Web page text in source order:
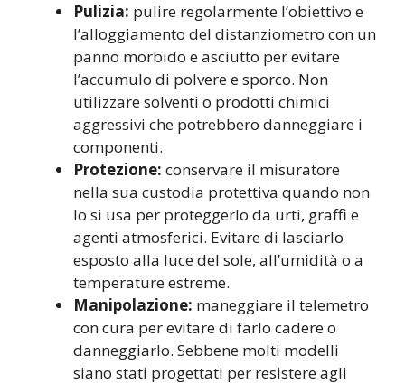
Pulizia: pulire regolarmente l’obiettivo e
l’alloggiamento del distanziometro con un
panno morbido e asciutto per evitare
l’accumulo di polvere e sporco. Non
utilizzare solventi o prodotti chimici
aggressivi che potrebbero danneggiare i
componenti.
Protezione: conservare il misuratore
nella sua custodia protettiva quando non
lo si usa per proteggerlo da urti, graffi e
agenti atmosferici. Evitare di lasciarlo
esposto alla luce del sole, all’umidità o a
temperature estreme.
Manipolazione: maneggiare il telemetro
con cura per evitare di farlo cadere o
danneggiarlo. Sebbene molti modelli
siano stati progettati per resistere agli